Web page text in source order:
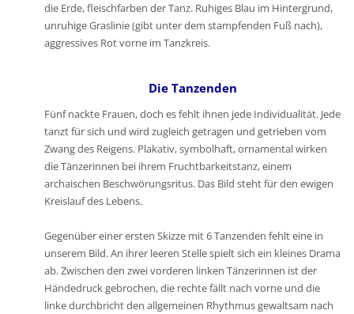
die Erde, fleischfarben der Tanz. Ruhiges Blau im Hintergrund,
unruhige Graslinie (gibt unter dem stampfenden Fuß nach),
aggressives Rot vorne im Tanzkreis.
Die Tanzenden
Fünf nackte Frauen, doch es fehlt ihnen jede Individualität. Jede
tanzt für sich und wird zugleich getragen und getrieben vom
Zwang des Reigens. Plakativ, symbolhaft, ornamental wirken
die Tänzerinnen bei ihrem Fruchtbarkeitstanz, einem
archaischen Beschwörungsritus. Das Bild steht für den ewigen
Kreislauf des Lebens.
Gegenüber einer ersten Skizze mit 6 Tanzenden fehlt eine in
unserem Bild. An ihrer leeren Stelle spielt sich ein kleines Drama
ab. Zwischen den zwei vorderen linken Tänzerinnen ist der
Händedruck gebrochen, die rechte fällt nach vorne und die
linke durchbricht den allgemeinen Rhythmus gewaltsam nach